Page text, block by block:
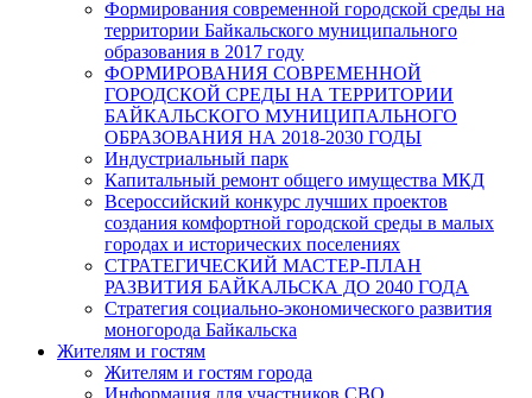
Формирования современной городской среды на
территории Байкальского муниципального
образования в 2017 году
ФОРМИРОВАНИЯ СОВРЕМЕННОЙ
ГОРОДСКОЙ СРЕДЫ НА ТЕРРИТОРИИ
БАЙКАЛЬСКОГО МУНИЦИПАЛЬНОГО
ОБРАЗОВАНИЯ НА 2018-2030 ГОДЫ
Индустриальный парк
Капитальный ремонт общего имущества МКД
Всероссийский конкурс лучших проектов
создания комфортной городской среды в малых
городах и исторических поселениях
СТРАТЕГИЧЕСКИЙ МАСТЕР-ПЛАН
РАЗВИТИЯ БАЙКАЛЬСКА ДО 2040 ГОДА
Стратегия социально-экономического развития
моногорода Байкальска
Жителям и гостям
Жителям и гостям города
Информация для участников СВО